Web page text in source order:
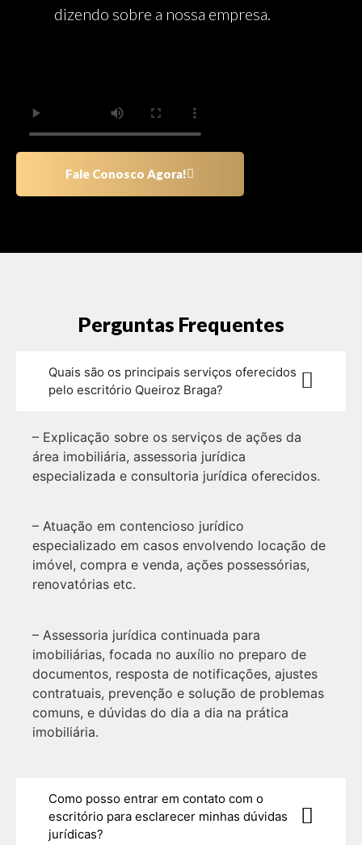
dizendo sobre a nossa empresa.
Fale Conosco Agora!
Perguntas Frequentes
Quais são os principais serviços oferecidos
pelo escritório Queiroz Braga?
– Explicação sobre os serviços de ações da
área imobiliária, assessoria jurídica
especializada e consultoria jurídica oferecidos.
– Atuação em contencioso jurídico
especializado em casos envolvendo locação de
imóvel, compra e venda, ações possessórias,
renovatórias etc.
– Assessoria jurídica continuada para
imobiliárias, focada no auxílio no preparo de
documentos, resposta de notificações, ajustes
contratuais, prevenção e solução de problemas
comuns, e dúvidas do dia a dia na prática
imobiliária.
Como posso entrar em contato com o
escritório para esclarecer minhas dúvidas
jurídicas?